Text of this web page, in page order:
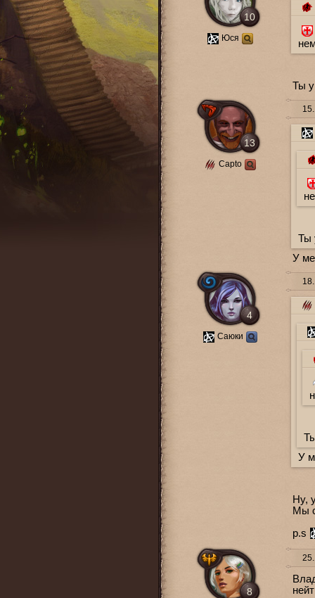
10
Юся
Ты у
13
Capto
Ты
У
4
Саюки
У
Ну,
Мы
p.s
8